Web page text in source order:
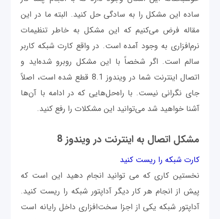
ساده این مشکل را به سادگی حل کنید. البته ما در این
مقاله فرض می‌کنیم که این مشکل به خاطر تنظیمات
نرم‌افزاری به وجود آمده است. در واقع کارت شبکه کاربر
سالم است. اگر شخصاً با این مشکل روبرو شده‌اید و
اتصال اینترنت شما در ویندوز 8.1 قطع شده است، اصلاً
جای نگرانی نیست. با راه‌حل‌هایی که در ادامه با آن‌ها
آشنا خواهید شد می‌توانید این مشکلات را رفع کنید.
مشکل اتصال به اینترنت در ویندوز 8
کارت شبکه را ریست کنید
نخستین کاری که می توانید انجام دهید این است که
پیش از انجام هر کار دیگر آداپتور شبکه را ریست کنید.
آداپتور شبکه یکی از اجزا سخت‌افزاری داخل رایانه است